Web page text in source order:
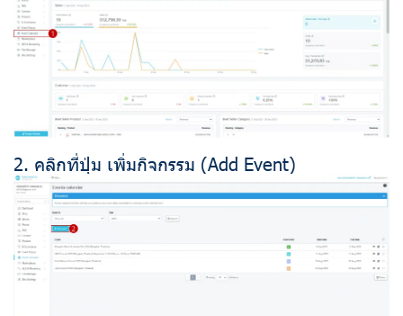
2. คลิกที่ปุ่ม เพิ่มกิจกรรม (Add Event)